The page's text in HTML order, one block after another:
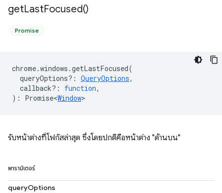
getLastFocused()
Promise
chrome.windows .getLastFocused(
queryOptions? : QueryOptions,
callback? : function,
) : Promise<Window>
รับหน้าต่างที่โฟกัสล่าสุด ซึ่งโดยปกติคือหน้าต่าง "ด้านบน"
พารามิเตอร์
queryOptions